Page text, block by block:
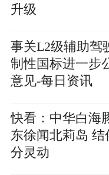
升级
事关L2级辅助驾
制性国标进一步
意见-每日资讯
快看：中华白海
东徐闻北莉岛 结
分灵动